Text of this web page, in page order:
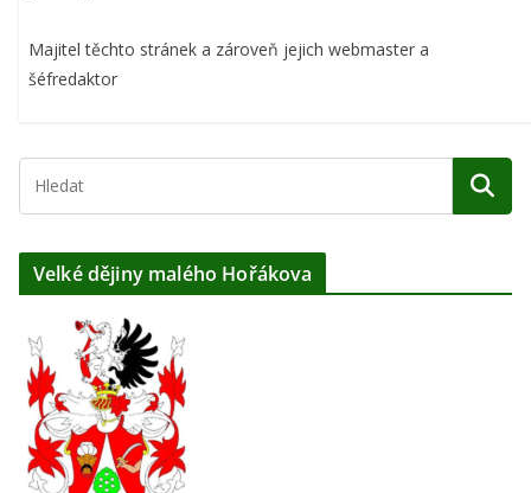
Majitel těchto stránek a zároveň jejich webmaster a
šéfredaktor
Velké dějiny malého Hořákova